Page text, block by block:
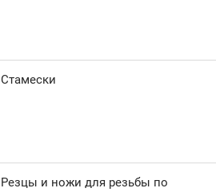
Стамески
Резцы и ножи для резьбы по